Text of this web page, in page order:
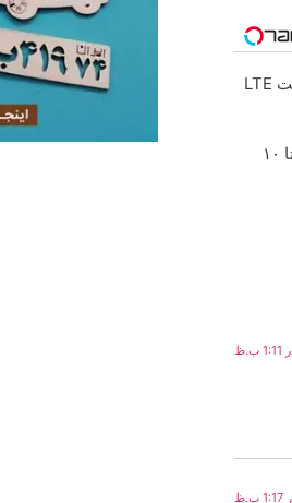
اینترنت LTE
خرید شمش پلمپ طلاسی، از ۰.۵ گرم تا ۱۰